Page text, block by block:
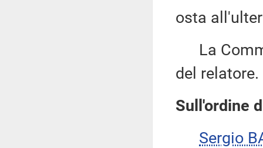
osta
La
del relatore.
Sull'ordine
Sergio